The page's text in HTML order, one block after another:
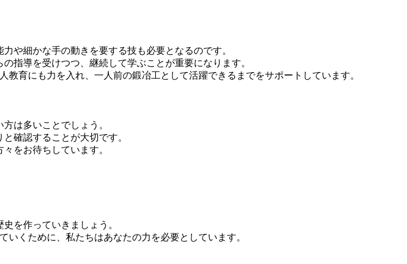
や細かな手の動きを要する技も必要となるのです。
指導を受けつつ、継続して学ぶことが重要になります。
育にも力を入れ、一人前の鍛冶工として活躍できるまでをサポートしています。
は多いことでしょう。
確認することが大切です。
をお待ちしています。
を作っていきましょう。
くために、私たちはあなたの力を必要としています。